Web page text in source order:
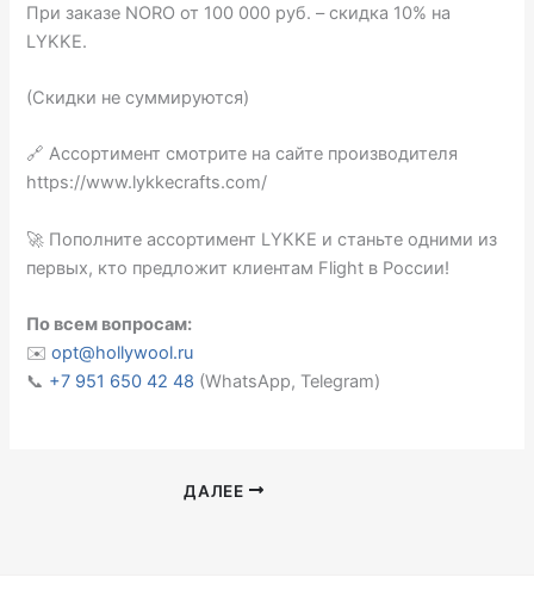
При заказе NORO от 100 000 руб. – скидка 10% на
LYKKE.
(Скидки не суммируются)
🔗 Ассортимент смотрите на сайте производителя
https://www.lykkecrafts.com/
🚀 Пополните ассортимент LYKKE и станьте одними из
первых, кто предложит клиентам Flight в России!
По всем вопросам:
✉️opt@hollywool.ru
📞 +7 951 650 42 48 (WhatsApp, Telegram)
ДАЛЕЕ